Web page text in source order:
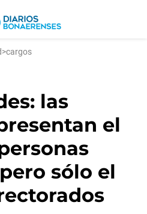
>cargos
las
el
sólo el